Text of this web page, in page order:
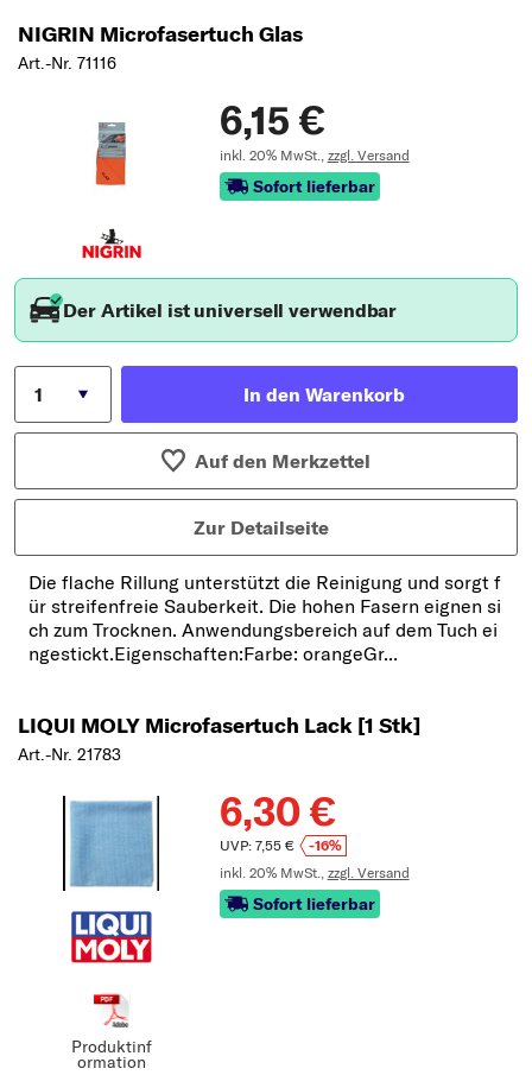
NIGRIN Microfasertuch Glas
Art.-Nr. 71116
6,15 €
inkl. 20% MwSt., zzgl. Versand
Sofort lieferbar
Der Artikel ist universell verwendbar
In den Warenkorb
Auf den Merkzettel
Zur Detailseite
Die flache Rillung unterstützt die Reinigung und sorgt f
ür streifenfreie Sauberkeit. Die hohen Fasern eignen si
ch zum Trocknen. Anwendungsbereich auf dem Tuch ei
ngestickt.Eigenschaften:Farbe: orangeGr...
LIQUI MOLY Microfasertuch Lack [1 Stk]
Art.-Nr. 21783
Produktinf
ormation
6,30 €
UVP: 7,55 €
-16%
inkl. 20% MwSt., zzgl. Versand
Sofort lieferbar